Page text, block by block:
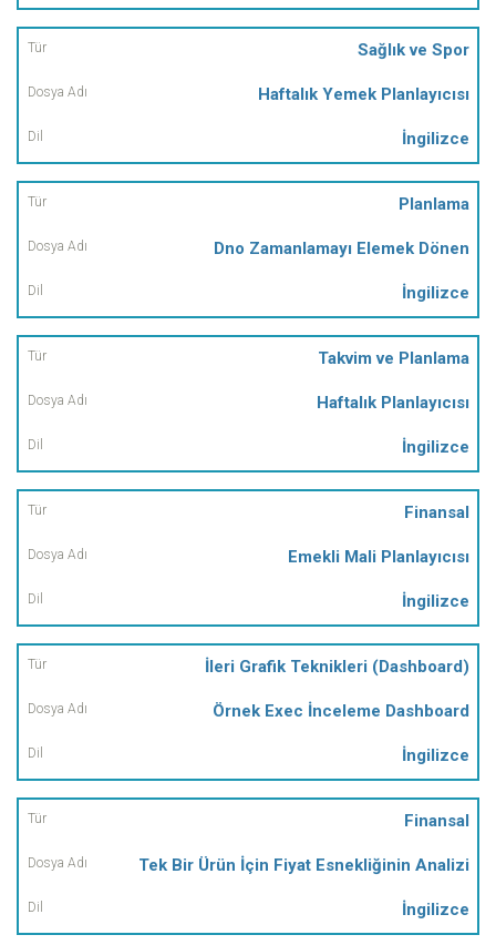
Sağlık ve Spor
Haftalık Yemek Planlayıcısı
İngilizce
Planlama
Dno Zamanlamayı Elemek Dönen
İngilizce
Takvim ve Planlama
Haftalık Planlayıcısı
İngilizce
Finansal
Emekli Mali Planlayıcısı
İngilizce
İleri Grafik Teknikleri (Dashboard)
Örnek Exec İnceleme Dashboard
İngilizce
Finansal
Tek Bir Ürün İçin Fiyat Esnekliğinin Analizi
İngilizce